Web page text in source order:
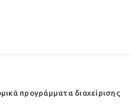
προγράμματα διαχείρισης